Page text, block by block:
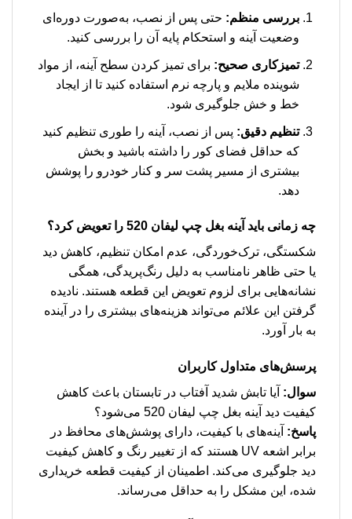
بررسی منظم: حتی پس از نصب، به‌صورت دوره‌ای
وضعیت آینه و استحکام پایه آن را بررسی کنید.
تمیزکاری صحیح: برای تمیز کردن سطح آینه، از مواد
شوینده ملایم و پارچه نرم استفاده کنید تا از ایجاد
خط و خش جلوگیری شود.
تنظیم دقیق: پس از نصب، آینه را طوری تنظیم کنید
که حداقل فضای کور را داشته باشید و بخش
بیشتری از مسیر پشت سر و کنار خودرو را پوشش
دهد.
چه زمانی باید آینه بغل چپ لیفان 520 را تعویض کرد؟
شکستگی، ترک‌خوردگی، عدم امکان تنظیم، کاهش دید
یا حتی ظاهر نامناسب به دلیل رنگ‌پریدگی، همگی
نشانه‌هایی برای لزوم تعویض این قطعه هستند. نادیده
گرفتن این علائم می‌تواند هزینه‌های بیشتری را در آینده
به بار آورد.
پرسش‌های متداول کاربران
سوال: آیا تابش شدید آفتاب در تابستان باعث کاهش
کیفیت دید آینه بغل چپ لیفان 520 می‌شود؟
پاسخ: آینه‌های با کیفیت، دارای پوشش‌های محافظ در
برابر اشعه UV هستند که از تغییر رنگ و کاهش کیفیت
دید جلوگیری می‌کند. اطمینان از کیفیت قطعه خریداری
شده، این مشکل را به حداقل می‌رساند.